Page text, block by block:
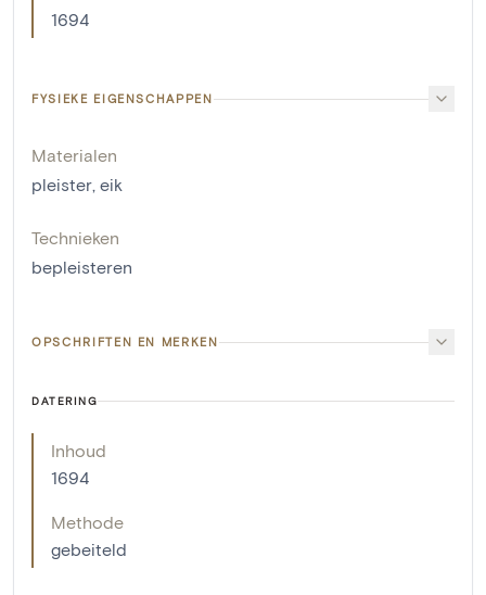
1694
FYSIEKE EIGENSCHAPPEN
Materialen
pleister, eik
Technieken
bepleisteren
OPSCHRIFTEN EN MERKEN
DATERING
Inhoud
1694
Methode
gebeiteld